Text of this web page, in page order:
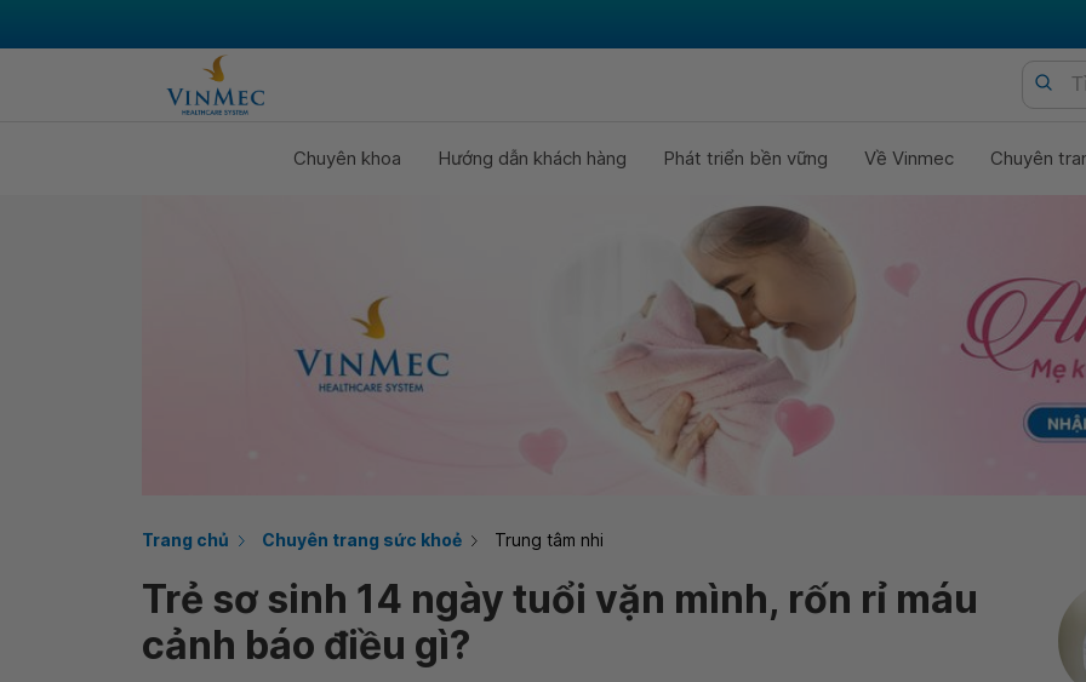
Chuyên khoa Hướng dẫn khách hàng Phát triển bền vững Về Vinmec Chuyên
Trang chủ Chuyên trang sức khoẻ Trung tâm nhi
Trẻ sơ sinh 14 ngày tuổi vặn mình, rốn rỉ máu
cảnh báo điều gì?